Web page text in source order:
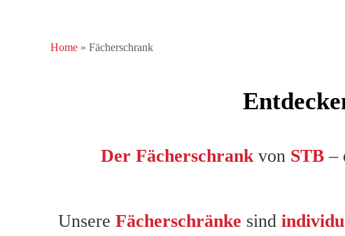
Home » Fächerschrank
Der Fächerschrankvon STB –
Unsere Fächerschränke sind